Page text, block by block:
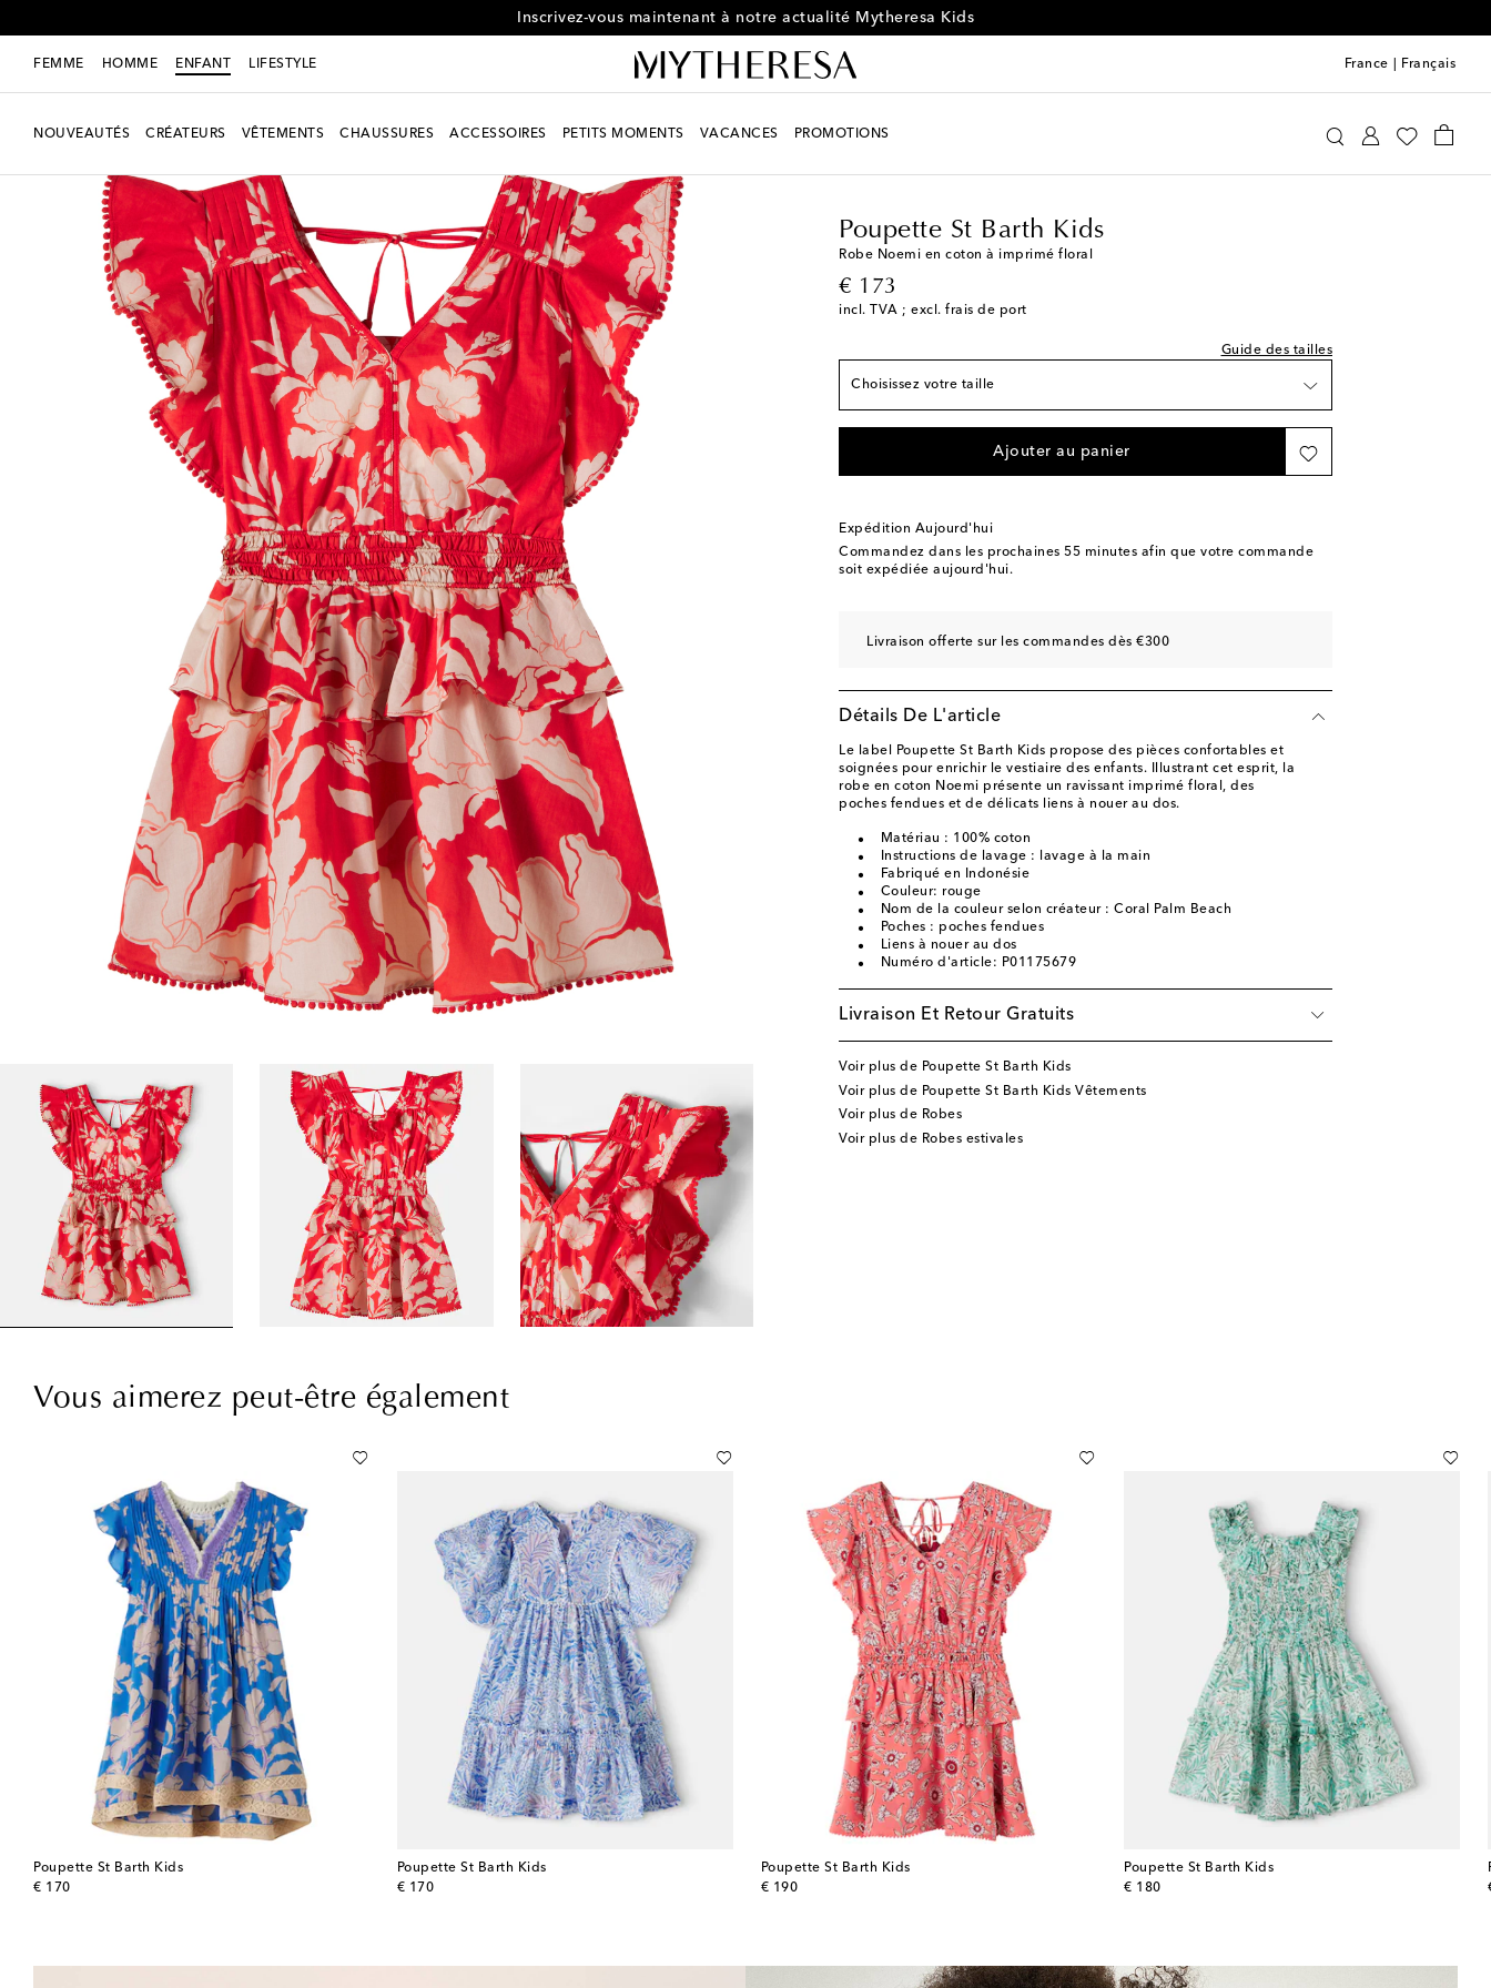
Inscrivez-vous maintenant à notre actualité Mytheresa Kids
FEMME HOMME ENFANT LIFESTYLE France Français
NOUVEAUTÉS CRÉATEURS VÊTEMENTS CHAUSSURES ACCESSOIRES PETITS MOMENTS VACANCES PROMOTIONS
Poupette St Barth Kids
Robe Noemi en coton à imprimé floral
€ 173
original price
incl. TVA ; excl. frais de port
Guide des tailles
Choisissez votre taille
Y 4 Stock faible
Y 6 Stock faible
Y 8
Y 10 Stock faible
Y 14 Stock faible
Ajouter au panier
Expédition Aujourd'hui
Commandez dans les prochaines 55 minutes afin que votre commande
soit expédiée aujourd'hui.
Livraison offerte sur les commandes dès €300
Détails De L'article
Le label Poupette St Barth Kids propose des pièces confortables et
soignées pour enrichir le vestiaire des enfants. Illustrant cet esprit, la
robe en coton Noemi présente un ravissant imprimé floral, des
poches fendues et de délicats liens à nouer au dos.
Matériau : 100% coton
Instructions de lavage : lavage à la main
Fabriqué en Indonésie
Couleur: rouge
Nom de la couleur selon créateur : Coral Palm Beach
Poches : poches fendues
Liens à nouer au dos
Numéro d'article: P01175679
Livraison Et Retour Gratuits
Voir plus de Poupette St Barth Kids
Voir plus de Poupette St Barth Kids Vêtements
Voir plus de Robes
Voir plus de Robes estivales
Vous aimerez peut-être également
Poupette St Barth Kids
€ 170
original price
Poupette St Barth Kids
€ 170
original price
Poupette St Barth Kids
€ 190
original price
Poupette St Barth Kids
€ 180
original price